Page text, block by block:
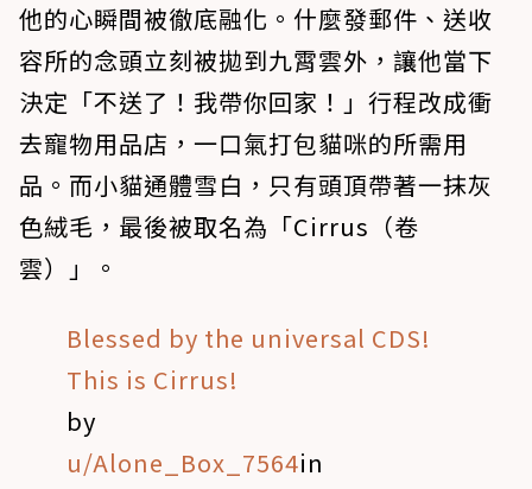
他的心瞬間被徹底融化。什麼發郵件、送收
容所的念頭立刻被拋到九霄雲外，讓他當下
決定「不送了！我帶你回家！」行程改成衝
去寵物用品店，一口氣打包貓咪的所需用
品。而小貓通體雪白，只有頭頂帶著一抹灰
色絨毛，最後被取名為「Cirrus（卷
雲）」。
Blessed by the universal CDS!
This is Cirrus!
by
u/Alone_Box_7564in